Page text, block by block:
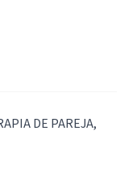
DE PAREJA,